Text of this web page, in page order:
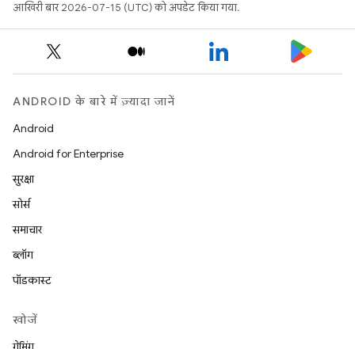
आखिरी बार 2026-07-15 (UTC) को अपडेट किया गया.
ANDROID के बारे में ज़्यादा जानें
Android
Android for Enterprise
सुरक्षा
सोर्स
समाचार
ब्लॉग
पॉडकास्ट
खोजें